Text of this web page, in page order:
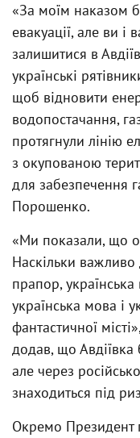
«За моїм наказом
евакуації, але ви
залишитися в
українські
щоб відновити
водопостачання,
протягнули лінію
з окупованою
для забезпечення
Порошенко.
«Ми показали, що
Наскільки
прапор, українська
українська мова і
фантастичної
додав, що Авдіївка
але через
знаходиться під
Окремо Президент